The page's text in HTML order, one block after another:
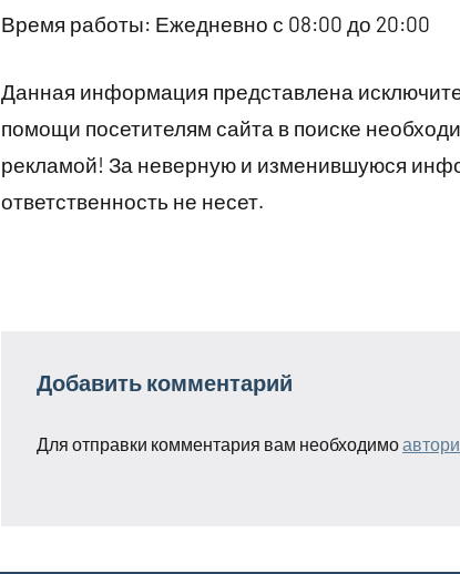
Время работы: Ежедневно с 08:00 до 20:00
Данная информация представлена
помощи посетителям сайта в поиске
рекламой! За неверную и изменившуюся
ответственность не несет.
Добавить комментарий
Для отправки комментария вам необходимо